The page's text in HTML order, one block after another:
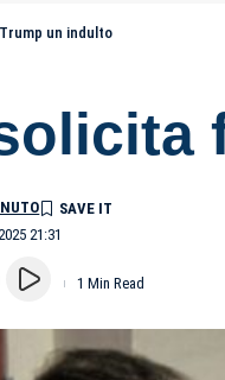
un indulto
21:31
1 Min Read